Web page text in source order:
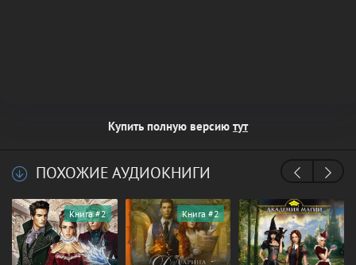
Купить полную версию тут
ПОХОЖИЕ АУДИОКНИГИ
Книга #2 Книга #2